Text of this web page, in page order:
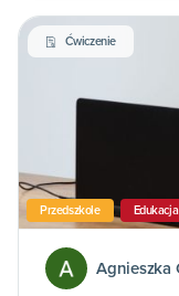
Ćwiczenie
Przedszkole
Agnieszka